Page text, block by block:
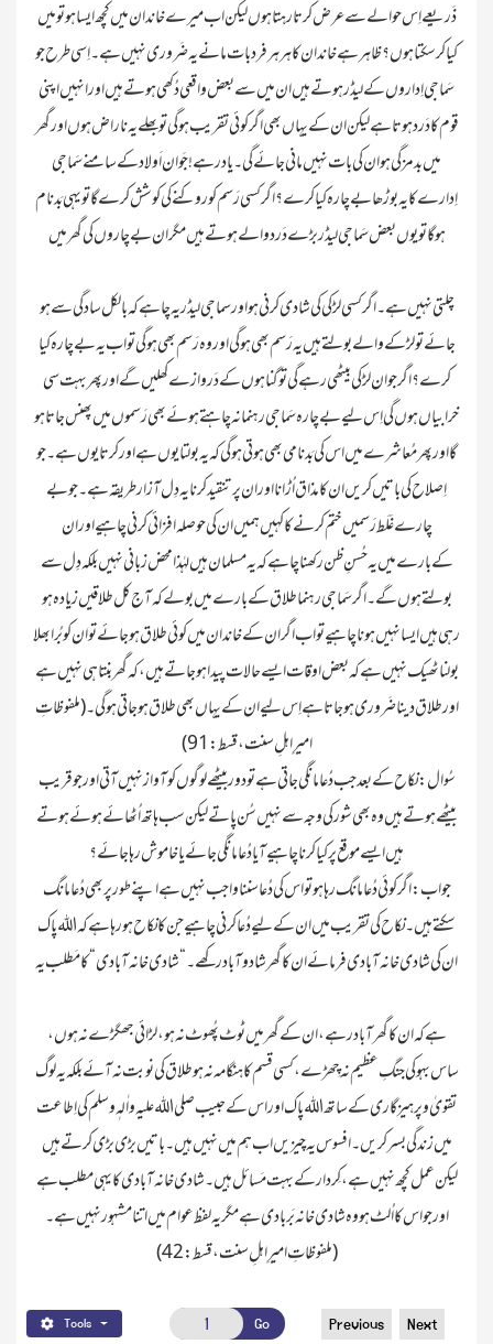
ذَریعے اِس حوالے سے عرض کرتا رہتا ہوں لیکن اب میرے خاندان میں کچھ ایسا ہو تو میں
کیا کر سکتا ہوں؟ظاہر ہے خاندان کا ہر ہر فرد بات مانے یہ ضَروری نہیں ہے ۔ اِسی طرح جو
سَماجی اِداروں کے لیڈر ہوتے ہیں ان میں سے بعض واقعی دُکھی ہوتے ہیں اور انہیں اپنی
قوم کا دَرد ہوتا ہے لیکن ان کے یہاں بھی اگر کوئی تقریب ہو گی تو بھلے یہ ناراض ہوں اور گھر
میں بدمزگی ہو ان کی بات نہیں مانی جائے گی ۔ یاد رہے !جَوان اَولاد کے سامنے سَماجی
اِدارے کا یہ بوڑھا بے چارہ کیا کرے ؟اگر کسی رَسم کو روکنے کی کوشش کرے گا تو یہی بَدنام
ہو گا تو یوں بعض سَماجی لیڈر بڑے دَرد والے ہوتے ہیں مگر ان بے چاروں کی گھر میں
چلتی نہیں ہے ۔ اگر کسی لڑکی کی شادی کرنی ہو اور سماجی لیڈر یہ چاہے کہ بالکل سادگی سے ہو
جائے تو لڑکے والے بولتے ہیں یہ رَسم بھی ہو گی اور وہ رَسم بھی ہو گی تو اب یہ بے چارہ کیا
کرے ؟اگر جوان لڑکی بیٹھی رہے گی تو گناہوں کے دَروازے کھلیں گے اور پھر بہت سی
خرابیاں ہوں گی اِس لیے بے چارہ سَماجی رہنما نہ چاہتے ہوئے بھی رَسموں میں پھنس جاتا ہو
گا اور پھر مُعاشرے میں اس کی بَدنامی بھی ہوتی ہو گی کہ یہ بولتا یوں ہے اور کرتا یوں ہے۔ جو
اِصلاح کی باتیں کریں ان کا مذاق اُڑانا اور ان پر تنقید کرنا یہ دِل آزار طریقہ ہے۔ جو بے
چارے غَلَط رَسمیں ختم کرنے کا کہیں ہمیں ان کی حوصلہ افزائی کرنی چاہیے اور ان
کےبارے میں یہ حُسنِ ظن رکھنا چاہے کہ یہ مسلمان ہیں لہٰذا محض زبانی نہیں بلکہ دِل سے
بولتے ہوں گے ۔ اگر سَماجی رہنما طلاق کے بارے میں بولے کہ آج کل طلاقیں زیادہ ہو
رہی ہیں ایسا نہیں ہونا چاہیے تو اب اگر ان کے خاندان میں کوئی طلاق ہو جائے تو ان کو بُرا بھلا
بولنا ٹھیک نہیں ہے کہ بعض اوقات ایسے حالات پیدا ہو جاتے ہیں ، کہ گھر بنتا ہی نہیں ہے
اور طلاق دینا ضَروری ہو جاتا ہے اِس لیے ان کے یہاں بھی طلاق ہو جاتی ہو گی ۔ (ملفوظاتِ
امیرِاہلِ سنت ، قسط : 91)
سُوال : نکاح کے بعد جب دُعا مانگی جاتی ہے تو دور بیٹھےلوگوں کو آواز نہیں آتی اور جو قریب
بیٹھے ہوتے ہیں وہ بھی شور کی وجہ سے نہیں سُن پاتے لیکن سب ہاتھ اُٹھائے ہوئے ہوتے
جواب : اگر کوئی دُعا مانگ رہا ہو تو اس کی دُعا سننا واجب نہیں ہے اپنے طور پر بھی دُعا مانگ
سکتے ہیں۔ نکاح کی تقریب میں ان کے لیے دُعا کرنی چاہیے جن کا نکاح ہو رہا ہے کہ اللہ پاک
ہے کہ ان کا گھر آباد رہے ، ان کے گھر میں ٹوٹ پُھوٹ نہ ہو ، لڑائی جھگڑے نہ ہوں ،
ساس بہو کی جنگِ عظیم نہ چِھڑے ، کسی قسم کا ہنگامہ نہ ہو طلاق کی نوبت نہ آئے بلکہ یہ لوگ
تقویٰ و پرہیز گاری کےساتھ اللہ پاک اور اس کے حبیب صلی اللہ علیہ واٰلہٖ وسلم کی اِطاعت
میں زندگی بسر کریں۔ افسوس یہ چیزیں اب ہم میں نہیں ہیں۔ باتیں بڑی بڑی کرتے ہیں
لیکن عمل کچھ نہیں ہے ، کِردار کے بہت مَسائل ہیں۔ شادی خانہ آبادی کا یہی مطلب ہے
اور جو اس کا اُلٹ ہو وہ شادی خانہ بَربادی ہے مگر یہ لفظ عوام میں اتنا مشہور نہیں ہے ۔
(ملفوظاتِ امیرِاہلِ سنت ، قسط : 42)
Tools Go Previous Next